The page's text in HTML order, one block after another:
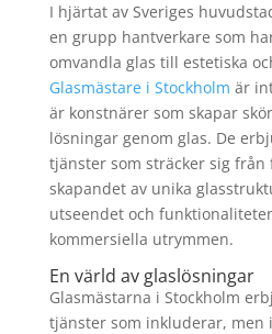
I hjärtat av Sveriges
en grupp hantverkare som
omvandla glas till estetiska
Glasmästare i Stockholm är
är konstnärer som skapar
lösningar genom glas. De
tjänster som sträcker sig
skapandet av unika
utseendet och
kommersiella utrymmen.
En värld av glaslösningar
Glasmästarna i Stockholm
tjänster som inkluderar, men